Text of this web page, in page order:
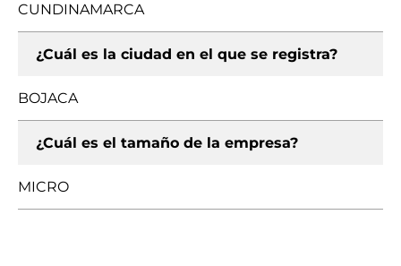
CUNDINAMARCA
¿Cuál es la ciudad en el que se registra?
BOJACA
¿Cuál es el tamaño de la empresa?
MICRO